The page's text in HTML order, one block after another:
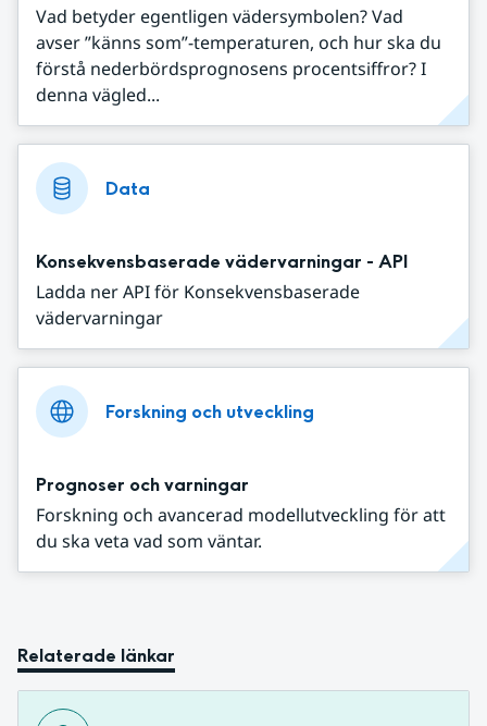
Vad betyder egentligen vädersymbolen? Vad
avser ”känns som”-temperaturen, och hur ska du
förstå nederbördsprognosens procentsiffror? I
denna vägled...
Data
Konsekvensbaserade vädervarningar - API
Ladda ner API för Konsekvensbaserade
vädervarningar
Forskning och utveckling
Prognoser och varningar
Forskning och avancerad modellutveckling för att
du ska veta vad som väntar.
Relaterade länkar